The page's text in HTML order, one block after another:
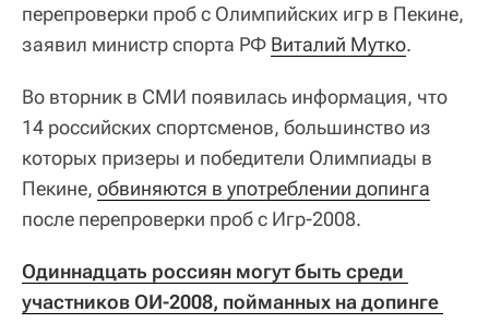
перепроверки проб с Олимпийских игр в Пекине,
заявил министр спорта РФ Виталий Мутко.
Во вторник в СМИ появилась информация, что
14 российских спортсменов, большинство из
которых призеры и победители Олимпиады в
Пекине, обвиняются в употреблении допинга
после перепроверки проб с Игр-2008.
Одиннадцать россиян могут быть среди
участников ОИ-2008, пойманных на допинге